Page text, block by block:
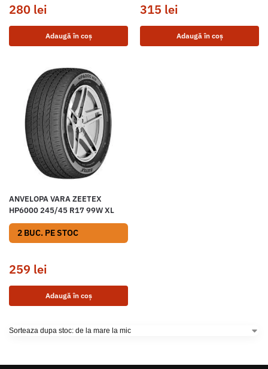
280 lei
Adaugă în coș
315 lei
Adaugă în coș
ANVELOPA VARA ZEETEX
HP6000 245/45 R17 99W XL
2 BUC. PE STOC
259 lei
Adaugă în coș